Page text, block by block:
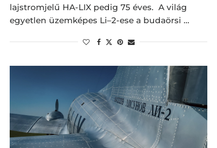
lajstromjelű HA-LIX pedig 75 éves. A világ
egyetlen üzemképes Li–2-ese a budaörsi …